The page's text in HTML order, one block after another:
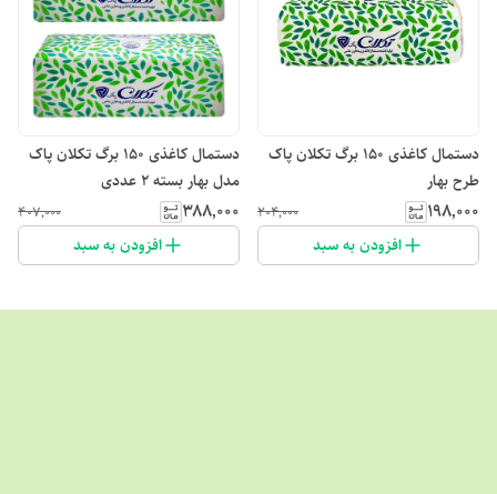
دستمال کاغذی 150 برگ تکلان پاک
طرح بهار
۱۹۸٬۰۰۰ ۲۰۴٬۰۰۰
افزودن به سبد
دستمال کاغذی 150 برگ تکلان پاک
مدل بهار بسته 2 عددی
۳۸۸٬۰۰۰ ۴۰۷٬۰۰۰
افزودن به سبد